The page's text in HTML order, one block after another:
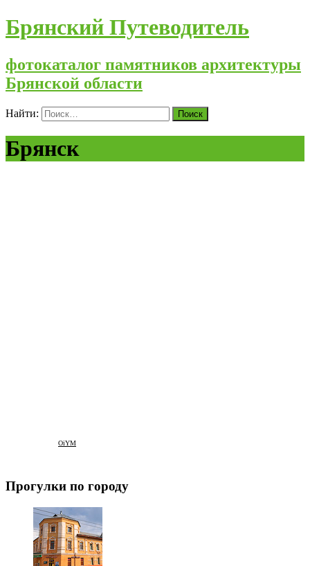
Брянский Путеводитель
фотокаталог памятников архитектуры
Брянской области
Найти:
Брянск
OiYM
Прогулки по городу